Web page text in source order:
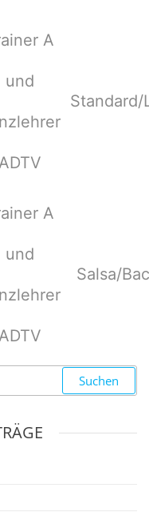
A
und
ADTV
Standard/
A
und
ADTV
Salsa/